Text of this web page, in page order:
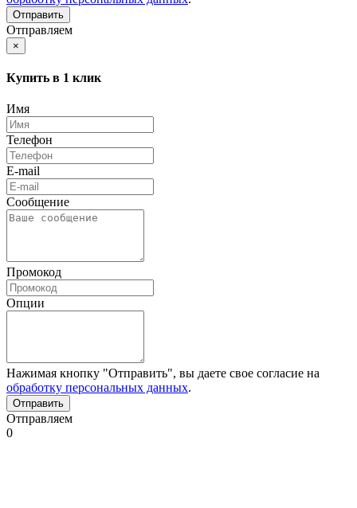
Отправляем
×
Купить в 1 клик
Имя
Телефон
E-mail
Сообщение
Промокод
Опции
Нажимая кнопку "Отправить", вы даете свое согласие на
обработку персональных данных.
Отправляем
0